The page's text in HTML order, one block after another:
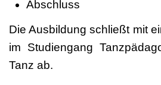
Abschluss
Die Ausbildung schließt mit
im Studiengang
Tanz ab.